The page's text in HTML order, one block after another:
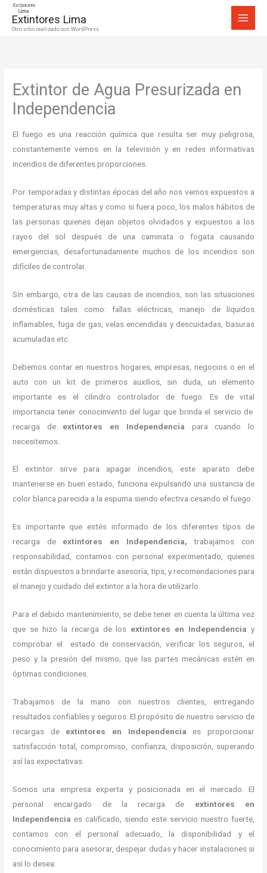
Extintores Lima
Otro sitio realizado con WordPress
Extintor de Agua Presurizada en
Independencia
El fuego es una reacción química que resulta ser muy peligrosa,
constantemente vemos en la televisión y en redes informativas
incendios de diferentes proporciones.
Por temporadas y distintas épocas del año nos vemos expuestos a
temperaturas muy altas y como si fuera poco, los malos hábitos de
las personas quienes dejan objetos olvidados y expuestos a los
rayos del sol después de una caminata o fogata causando
emergencias, desafortunadamente muchos de los incendios son
difíciles de controlar.
Sin embargo, otra de las causas de incendios, son las situaciones
domésticas tales como: fallas eléctricas, manejo de líquidos
inflamables, fuga de gas, velas encendidas y descuidadas, basuras
acumuladas etc.
Debemos contar en nuestros hogares, empresas, negocios o en el
auto con un kit de primeros auxilios, sin duda, un elemento
importante es el cilindro controlador de fuego. Es de vital
importancia tener conocimiento del lugar que brinda el servicio de
recarga de extintores en Independencia para cuando lo
necesitemos.
El extintor sirve para apagar incendios, este aparato debe
mantenerse en buen estado, funciona expulsando una sustancia de
color blanca parecida a la espuma siendo efectiva cesando el fuego.
Es importante que estés informado de los diferentes tipos de
recarga de extintores en Independencia,trabajamos con
responsabilidad, contamos con personal experimentado, quienes
están dispuestos a brindarte asesoría, tips, y recomendaciones para
el manejo y cuidado del extintor a la hora de utilizarlo.
Para el debido mantenimiento, se debe tener en cuenta la última vez
que se hizo la recarga de los extintores en Independencia y
comprobar el estado de conservación, verificar los seguros, el
peso y la presión del mismo; que las partes mecánicas estén en
óptimas condiciones.
Trabajamos de la mano con nuestros clientes, entregando
resultados confiables y seguros. El propósito de nuestro servicio de
recargas de extintores en Independencia es proporcionar
satisfacción total, compromiso, confianza, disposición, superando
así las expectativas.
Somos una empresa experta y posicionada en el mercado. El
personal encargado de la recarga de extintores en
Independencia es calificado, siendo este servicio nuestro fuerte,
contamos con el personal adecuado, la disponibilidad y el
conocimiento para asesorar, despejar dudas y hacer instalaciones si
así lo desea.